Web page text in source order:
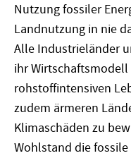
Nutzung fossiler
Landnutzung in nie
Alle Industrieländer
ihr
rohstoffintensiven
zudem ärmeren
Klimaschäden zu
Wohlstand die fossile